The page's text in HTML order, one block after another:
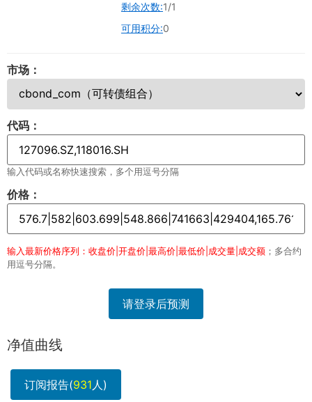
剩余次数:1/1
可用积分:0
市场：
代码：
输入代码或名称快速搜索，多个用逗号分隔
价格：
输入最新价格序列：收盘价|开盘价|最高价|最低价|成交量|成交额 ；多合约
用逗号分隔。
请登录后预测
净值曲线
订阅报告(931人)